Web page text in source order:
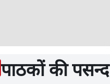
पाठकों की पसन्द